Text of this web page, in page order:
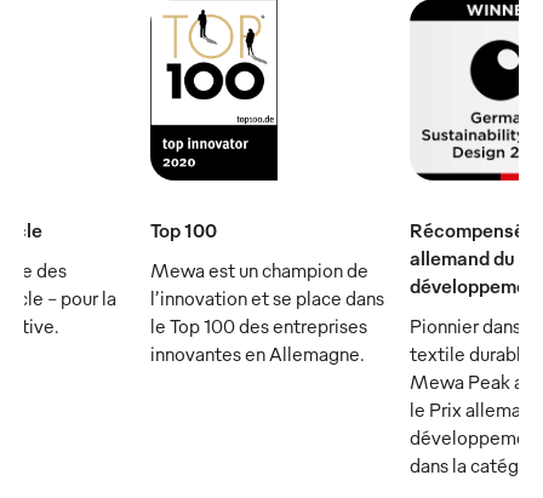
des
- pour la
Top 100
Mewa est un champion de
l’innovation et se place dans
le Top 100 des entreprises
innovantes en Allemagne.
Récompensé
allemand du
Pionnier dans
textile durable
Mewa Peak a
le Prix
dans la